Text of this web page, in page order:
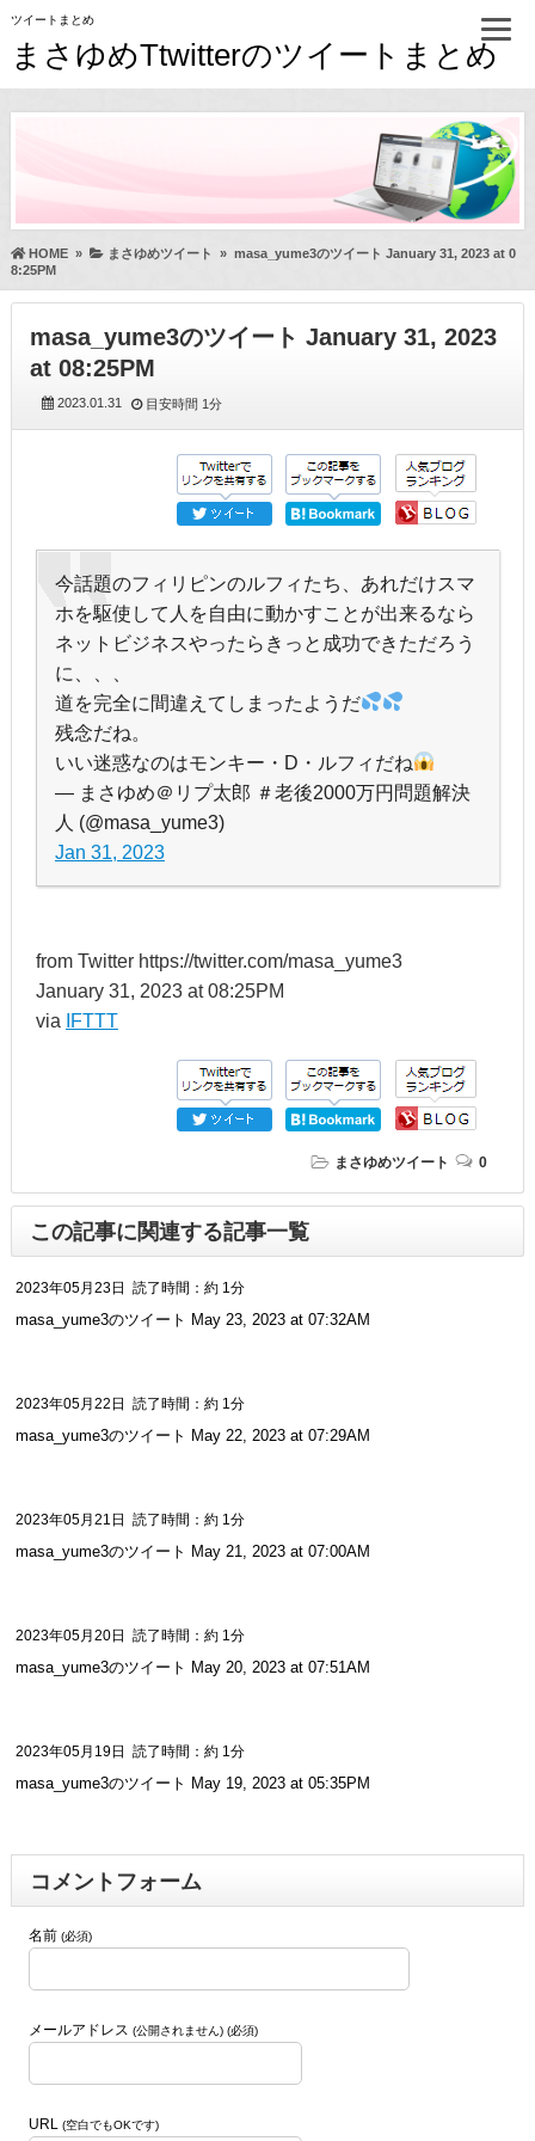
ツイートまとめ
まさゆめTtwitterのツイートまとめ
HOME» まさゆめツイート » masa_yume3のツイート January 31, 2023 at 0
8:25PM
masa_yume3のツイート January 31, 2023
at 08:25PM
2023.01.31 目安時間 1分
今話題のフィリピンのルフィたち、あれだけスマ
ホを駆使して人を自由に動かすことが出来るなら
ネットビジネスやったらきっと成功できただろう
に、、、
道を完全に間違えてしまったようだ
残念だね。
いい迷惑なのはモンキー・D・ルフィだね
— まさゆめ＠リプ太郎 ＃老後2000万円問題解決
人 (@masa_yume3)
Jan 31, 2023
from Twitter https://twitter.com/masa_yume3
January 31, 2023 at 08:25PM
via
IFTTT
まさゆめツイート 0
この記事に関連する記事一覧
2023年05月23日 読了時間：約 1分
masa_yume3のツイート May 23, 2023 at 07:32AM
2023年05月22日 読了時間：約 1分
masa_yume3のツイート May 22, 2023 at 07:29AM
2023年05月21日 読了時間：約 1分
masa_yume3のツイート May 21, 2023 at 07:00AM
2023年05月20日 読了時間：約 1分
masa_yume3のツイート May 20, 2023 at 07:51AM
2023年05月19日 読了時間：約 1分
masa_yume3のツイート May 19, 2023 at 05:35PM
コメントフォーム
名前 (必須)
メールアドレス (公開されません) (必須)
URL (空白でもOKです)